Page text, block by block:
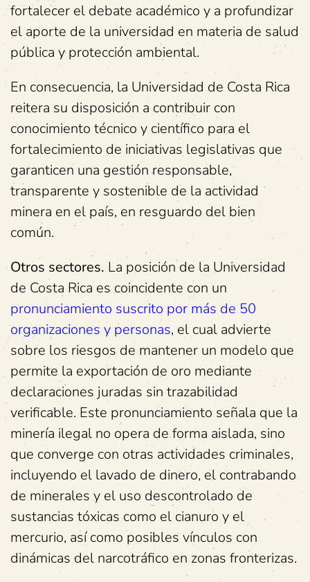
fortalecer el debate académico y a profundizar
el aporte de la universidad en materia de salud
pública y protección ambiental.
En consecuencia, la Universidad de Costa Rica
reitera su disposición a contribuir con
conocimiento técnico y científico para el
fortalecimiento de iniciativas legislativas que
garanticen una gestión responsable,
transparente y sostenible de la actividad
minera en el país, en resguardo del bien
común.
Otros sectores. La posición de la Universidad
de Costa Rica es coincidente con un
pronunciamiento suscrito por más de 50
organizaciones y personas, el cual advierte
sobre los riesgos de mantener un modelo que
permite la exportación de oro mediante
declaraciones juradas sin trazabilidad
verificable. Este pronunciamiento señala que la
minería ilegal no opera de forma aislada, sino
que converge con otras actividades criminales,
incluyendo el lavado de dinero, el contrabando
de minerales y el uso descontrolado de
sustancias tóxicas como el cianuro y el
mercurio, así como posibles vínculos con
dinámicas del narcotráfico en zonas fronterizas.